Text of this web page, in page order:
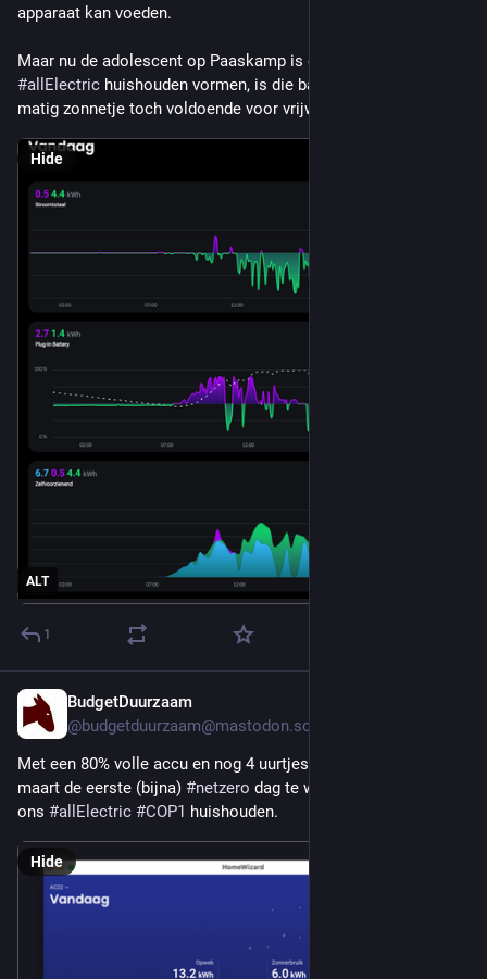
apparaat kan voeden.
#allElectric huishouden vormen, is die batterij vandaag met
matig zonnetje toch voldoende voor vrijwel geen netverbruik.
ALT
Hide
1
BudgetDuurzaam
@budgetduurzaam@mastodon.social
Met een 80% volle accu en nog 4 uurtjes te gaan, lijkt deze 4de
maart de eerste (bijna) #netzero dag te worden van 2026 in
ons #allElectric #COP1 huishouden.
Hide